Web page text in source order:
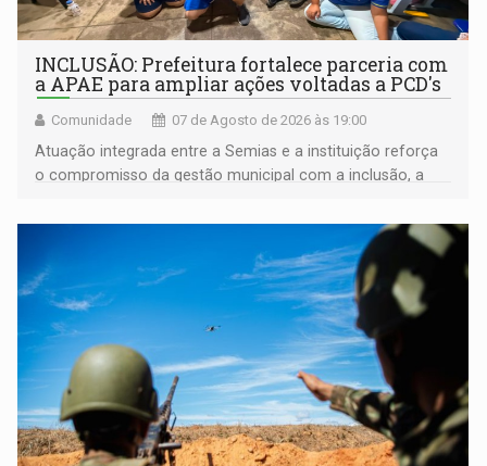
INCLUSÃO: Prefeitura fortalece parceria com
a APAE para ampliar ações voltadas a PCD's
Comunidade 07 de Agosto de 2026 às 19:00
Atuação integrada entre a Semias e a instituição reforça
o compromisso da gestão municipal com a inclusão, a